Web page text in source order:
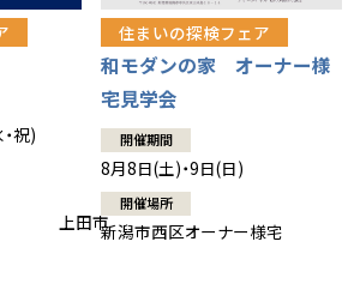
祝)
市
現場
住まいの探検フェア
和モダンの家 オーナー様
宅見学会
開催期間
8月8日(土)・9日(日)
開催場所
新潟市西区オーナー様宅